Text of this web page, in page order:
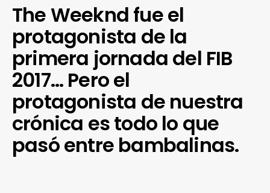
The Weeknd fue el
protagonista de la
primera jornada del FIB
2017… Pero el
protagonista de nuestra
crónica es todo lo que
pasó entre bambalinas.